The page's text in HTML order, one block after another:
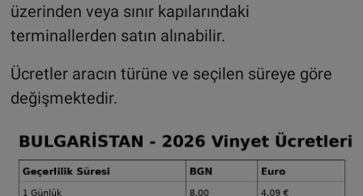
üzerinden veya sınır kapılarındaki
terminallerden satın alınabilir.
Ücretler aracın türüne ve seçilen süreye göre
değişmektedir.